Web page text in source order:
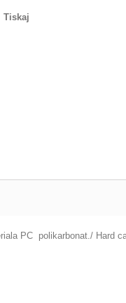
Tiskaj
PC polikarbonat./ Hard